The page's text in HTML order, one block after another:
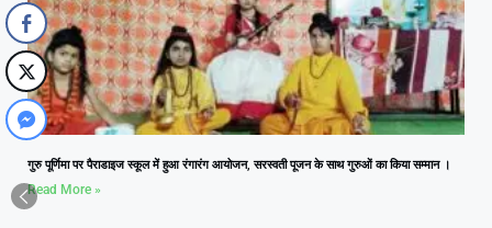
गुरु पूर्णिमा पर पैराडाइज स्कूल में हुआ रंगारंग आयोजन, सरस्वती पूजन के साथ गुरुओं का किया सम्मान ।
Read More »